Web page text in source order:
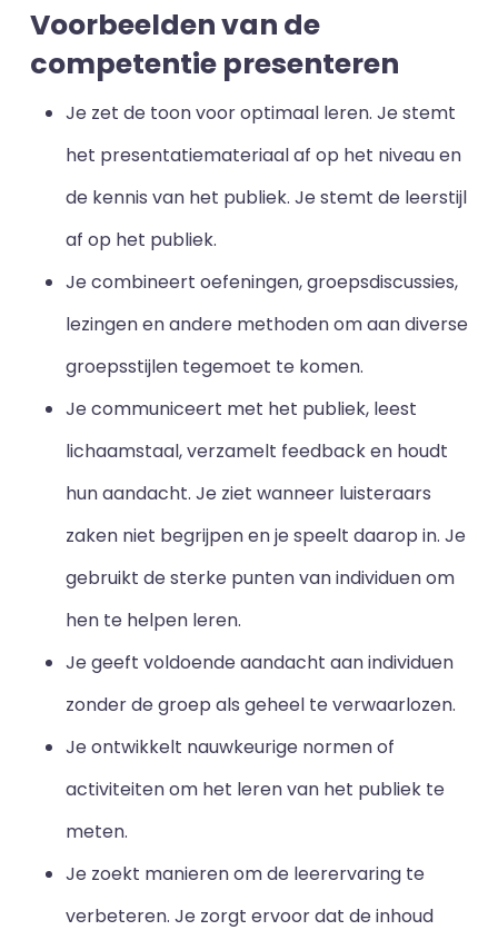
Voorbeelden van de
competentie presenteren
Je zet de toon voor optimaal leren. Je stemt
het presentatiemateriaal af op het niveau en
de kennis van het publiek. Je stemt de leerstijl
af op het publiek.
Je combineert oefeningen, groepsdiscussies,
lezingen en andere methoden om aan diverse
groepsstijlen tegemoet te komen.
Je communiceert met het publiek, leest
lichaamstaal, verzamelt feedback en houdt
hun aandacht. Je ziet wanneer luisteraars
zaken niet begrijpen en je speelt daarop in. Je
gebruikt de sterke punten van individuen om
hen te helpen leren.
Je geeft voldoende aandacht aan individuen
zonder de groep als geheel te verwaarlozen.
Je ontwikkelt nauwkeurige normen of
activiteiten om het leren van het publiek te
meten.
Je zoekt manieren om de leerervaring te
verbeteren. Je zorgt ervoor dat de inhoud